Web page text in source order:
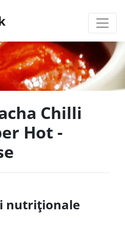
Chilli
Hot -
nutriționale